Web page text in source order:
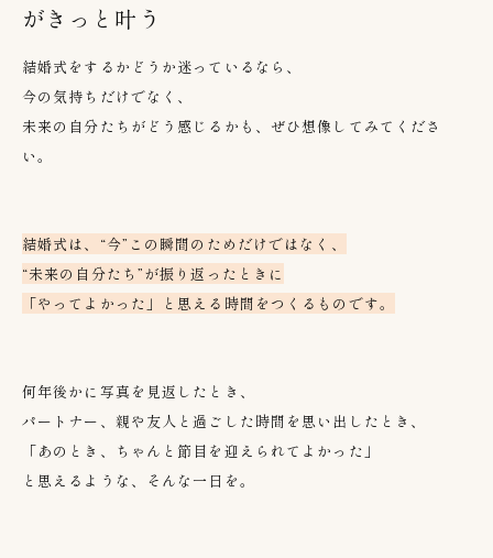
がきっと叶う
結婚式をするかどうか迷っているなら、
今の気持ちだけでなく、
未来の自分たちがどう感じるかも、ぜひ想像してみてくださ
い。
結婚式は、“今”この瞬間のためだけではなく、
“未来の自分たち”が振り返ったときに
「やってよかった」と思える時間をつくるものです。
何年後かに写真を見返したとき、
パートナー、親や友人と過ごした時間を思い出したとき、
「あのとき、ちゃんと節目を迎えられてよかった」
と思えるような、そんな一日を。